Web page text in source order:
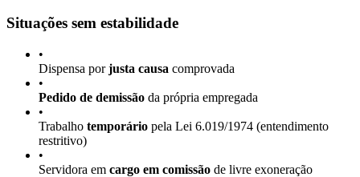
Situações sem estabilidade
•
Dispensa porjusta causa comprovada
•
Pedido de demissão da própria empregada
•
Trabalho temporário pela Lei 6.019/1974 (entendimento
restritivo)
•
Servidora em cargo em comissão de livre exoneração